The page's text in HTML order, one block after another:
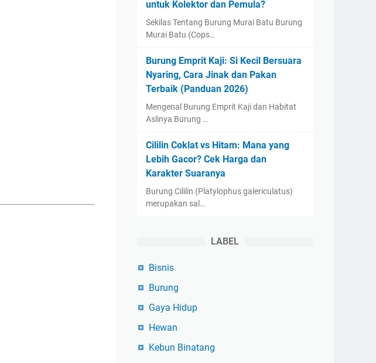
untuk Kolektor dan Pemula?
Sekilas Tentang Burung Murai Batu Burung
Murai Batu (Cops…
Burung Emprit Kaji: Si Kecil Bersuara
Nyaring, Cara Jinak dan Pakan
Terbaik (Panduan 2026)
Mengenal Burung Emprit Kaji dan Habitat
Aslinya Burung …
Cililin Coklat vs Hitam: Mana yang
Lebih Gacor? Cek Harga dan
Karakter Suaranya
Burung Cililin (Platylophus galericulatus)
merupakan sal…
LABEL
Bisnis
Burung
Gaya Hidup
Hewan
Kebun Binatang